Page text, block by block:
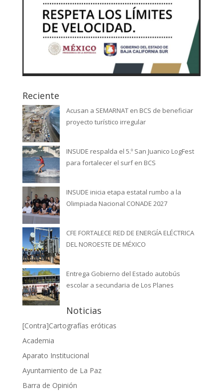
Reciente
Acusan a SEMARNAT en BCS de beneficiar
proyecto turístico irregular
INSUDE respalda el 5.º San Juanico LogFest
para fortalecer el surf en BCS
INSUDE inicia etapa estatal rumbo a la
Olimpiada Nacional CONADE 2027
CFE FORTALECE RED DE ENERGÍA ELÉCTRICA
DEL NOROESTE DE MÉXICO
Entrega Gobierno del Estado autobús
escolar a secundaria de Los Planes
Noticias
[Contra]Cartografías eróticas
Academia
Aparato Institucional
Ayuntamiento de La Paz
Barra de Opinión